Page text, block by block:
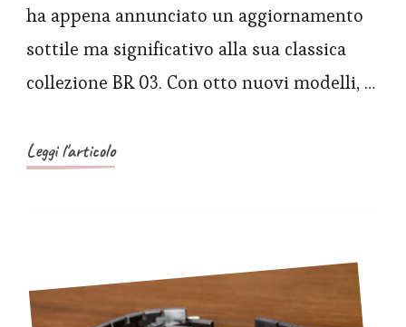
Ross
BR
03
ha appena annunciato un aggiornamento
sottile ma significativo alla sua classica
collezione BR 03. Con otto nuovi modelli, …
Leggi l'articolo